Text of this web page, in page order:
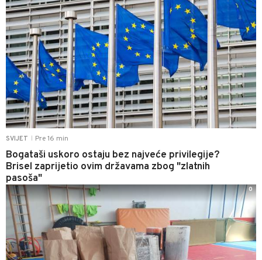
SVIJET Pre 16 min
Bogataši uskoro ostaju bez najveće privilegije?
Brisel zaprijetio ovim državama zbog "zlatnih
pasoša"
0